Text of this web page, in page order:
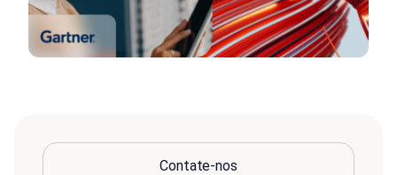
Contate-nos